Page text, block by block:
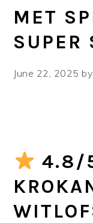
MET
SUPER
June 22, 2025 by
4.8/